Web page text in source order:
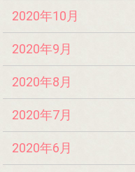
2020年10月
2020年9月
2020年8月
2020年7月
2020年6月